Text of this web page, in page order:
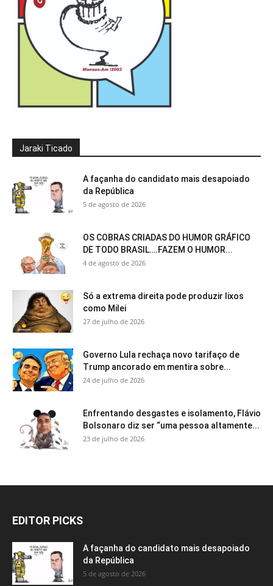
Jaraki Ticado
A façanha do candidato mais desapoiado
da República
5 de agosto de 2026
OS COBRAS CRIADAS DO HUMOR GRÁFICO
DE TODO BRASIL….FAZEM O HUMOR...
4 de agosto de 2026
Só a extrema direita pode produzir lixos
como Milei
27 de julho de 2026
Governo Lula rechaça novo tarifaço de
Trump ancorado em mentira sobre...
24 de julho de 2026
Enfrentando desgastes e isolamento, Flávio
Bolsonaro diz ser “uma pessoa altamente...
23 de julho de 2026
EDITOR PICKS
A façanha do candidato mais desapoiado
da República
5 de agosto de 2026